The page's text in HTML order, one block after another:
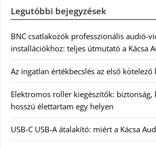
Legutóbbi bejegyzések
BNC csatlakozók professzionális audió-
installációkhoz: teljes útmutató a Kácsa
Az ingatlan értékbecslés az első kötelező
Elektromos roller kiegészítők: biztonság,
hosszú élettartam egy helyen
USB-C USB-A átalakító: miért a Kácsa